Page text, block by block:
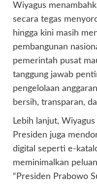
Wiyagus
secara tegas
hingga kini masih
pembangunan
pemerintah pusat
tanggung jawab
pengelolaan
bersih, transparan,
Lebih lanjut,
Presiden juga
digital seperti e-
meminimalkan
“Presiden Prabowo